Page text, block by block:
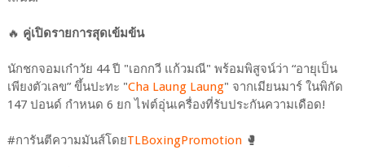
🔥 คู่เปิดรายการสุดเข้มข้น
นักชกจอมเก๋าวัย 44 ปี "เอกกวี แก้วมณี" พร้อมพิสูจน์ว่า “อายุเป็น
เพียงตัวเลข” ขึ้นปะทะ "Cha Laung Laung" จากเมียนมาร์ ในพิกัด
147 ปอนด์ กำหนด 6 ยก ไฟต์อุ่นเครื่องที่รับประกันความเดือด!
#การันตีความมันส์โดยTLBoxingPromotion🥊